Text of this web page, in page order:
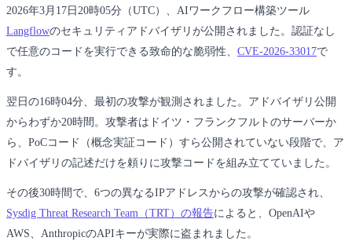
2026年3月17日20時05分（UTC）、AIワークフロー構築ツール
Langflowのセキュリティアドバイザリが公開されました。認証なし
で任意のコードを実行できる致命的な脆弱性、 CVE-2026-33017で
す。
翌日の16時04分、最初の攻撃が観測されました。アドバイザリ公開
からわずか20時間。攻撃者はドイツ・フランクフルトのサーバーか
ら、PoCコード（概念実証コード）すら公開されていない段階で、ア
ドバイザリの記述だけを頼りに攻撃コードを組み立てていました。
その後30時間で、6つの異なるIPアドレスからの攻撃が確認され、
Sysdig Threat Research Team（TRT）の報告によると、OpenAIや
AWS、AnthropicのAPIキーが実際に盗まれました。